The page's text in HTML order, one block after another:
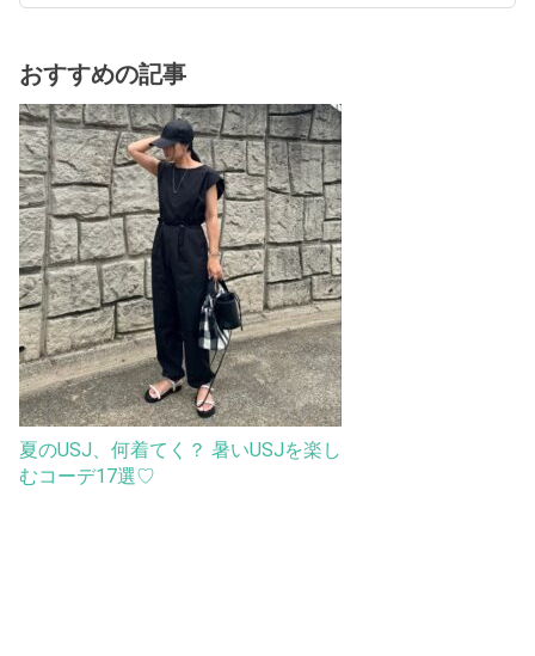
おすすめの記事
夏のUSJ、何着てく？ 暑いUSJを楽し
むコーデ17選♡